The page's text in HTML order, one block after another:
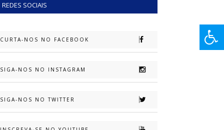
REDES SOCIAIS
CURTA-NOS NO FACEBOOK
SIGA-NOS NO INSTAGRAM
SIGA-NOS NO TWITTER